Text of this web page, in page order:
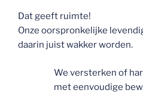
Dat geeft ruimte!
Onze oorspronkelijke
daarin juist wakker worden.
We versterken of
met eenvoudige